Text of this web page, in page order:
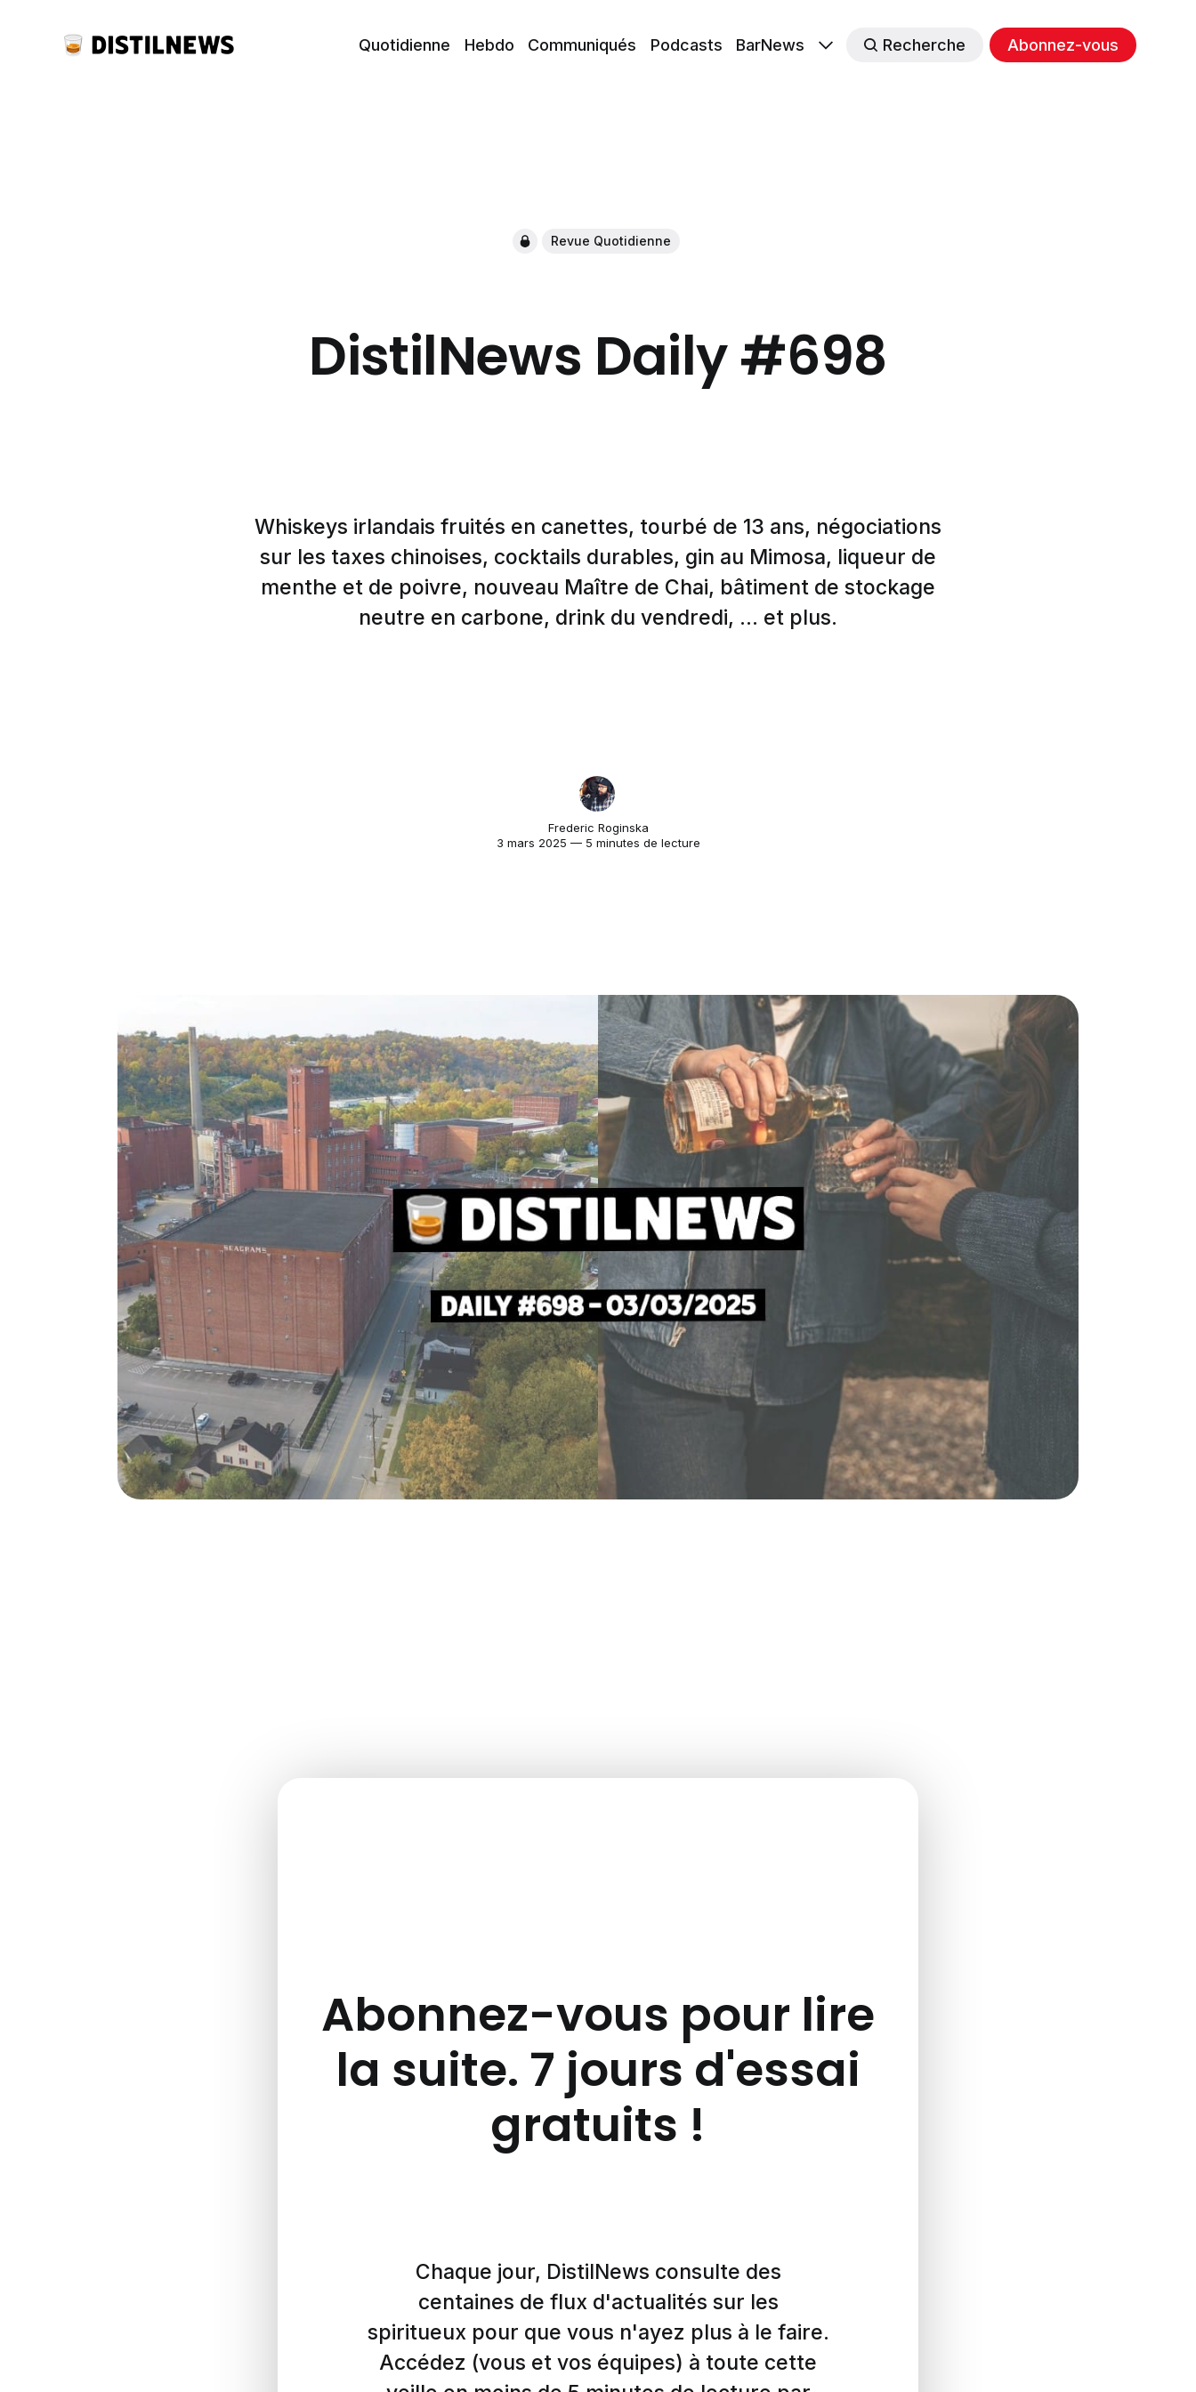
Quotidienne Hebdo Communiqués Podcasts BarNews Recherche Abonnez-vous
Revue Quotidienne
DistilNews Daily #698
Whiskeys irlandais fruités en canettes, tourbé de 13 ans, négociations
sur les taxes chinoises, cocktails durables, gin au Mimosa, liqueur de
menthe et de poivre, nouveau Maître de Chai, bâtiment de stockage
neutre en carbone, drink du vendredi, ... et plus.
Frederic Roginska
3 mars 2025 — 5 minutes de lecture
Abonnez-vous pour lire
la suite. 7 jours d'essai
gratuits !
Chaque jour, DistilNews consulte des
centaines de flux d'actualités sur les
spiritueux pour que vous n'ayez plus à le faire.
Accédez (vous et vos équipes) à toute cette